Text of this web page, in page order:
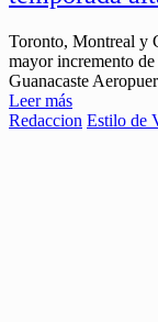
Toronto, Montreal y
mayor incremento
Guanacaste
Leer más
Redaccion Estilo de